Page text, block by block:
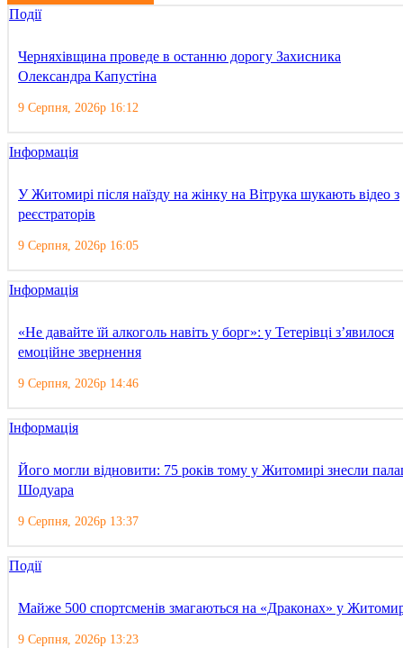
Події
Черняхівщина проведе в останню дорогу Захисника
Олександра Капустіна
9 Серпня, 2026р 16:12
Інформація
У Житомирі після наїзду на жінку на Вітрука шукають відео з
реєстраторів
9 Серпня, 2026р 16:05
Інформація
«Не давайте їй алкоголь навіть у борг»: у Тетерівці з’явилося
емоційне звернення
9 Серпня, 2026р 14:46
Інформація
Його могли відновити: 75 років тому у Житомирі знесли
Шодуара
9 Серпня, 2026р 13:37
Події
Майже 500 спортсменів змагаються на «Драконах» у
9 Серпня, 2026р 13:23